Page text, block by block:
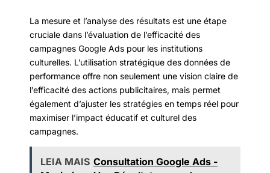
La mesure et l’analyse des résultats est une étape
cruciale dans l’évaluation de l’efficacité des
campagnes Google Ads pour les institutions
culturelles. L’utilisation stratégique des données de
performance offre non seulement une vision claire de
l’efficacité des actions publicitaires, mais permet
également d’ajuster les stratégies en temps réel pour
maximiser l’impact éducatif et culturel des
campagnes.
LEIA MAIS Consultation Google Ads -